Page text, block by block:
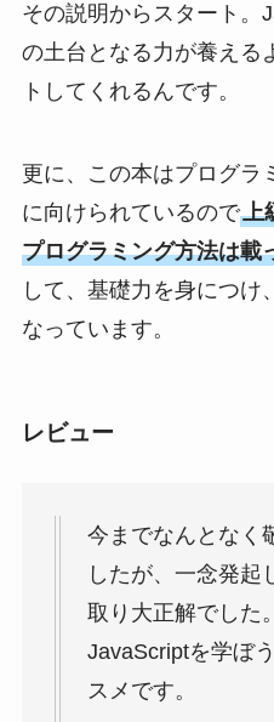
その説明からスタート。
の土台となる力が養える
トしてくれるんです。
更に、この本はプログラ
に向けられているので上
プログラミング方法は載
して、基礎力を身につけ
なっています。
レビュー
今までなんとなく
したが、一念発起
取り大正解でした
JavaScriptを学ぼ
スメです。